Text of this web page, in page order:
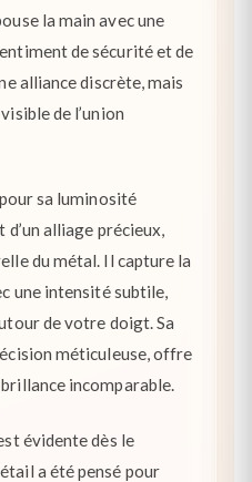
la main avec une
de sécurité et de
alliance discrète, mais
de l’union
sa luminosité
alliage précieux,
du métal. Il capture la
une intensité subtile,
de votre doigt. Sa
méticuleuse, offre
incomparable.
évidente dès le
a été pensé pour